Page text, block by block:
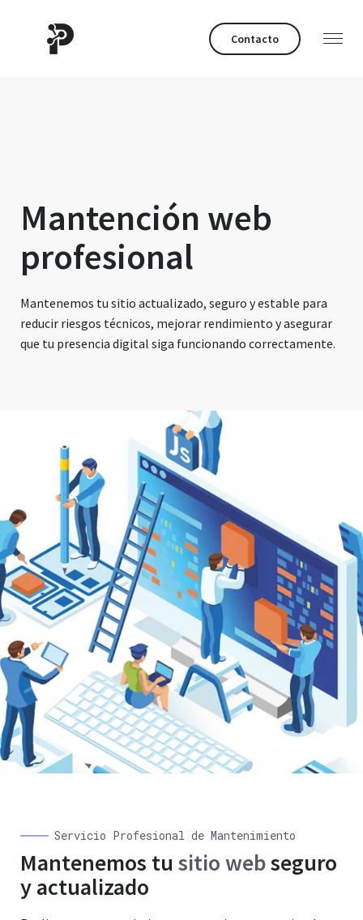
Contacto
Mantención web
profesional
Mantenemos tu sitio actualizado, seguro y estable para
reducir riesgos técnicos, mejorar rendimiento y asegurar
que tu presencia digital siga funcionando correctamente.
Servicio Profesional de Mantenimiento
Mantenemos tu sitio webseguro
y actualizado